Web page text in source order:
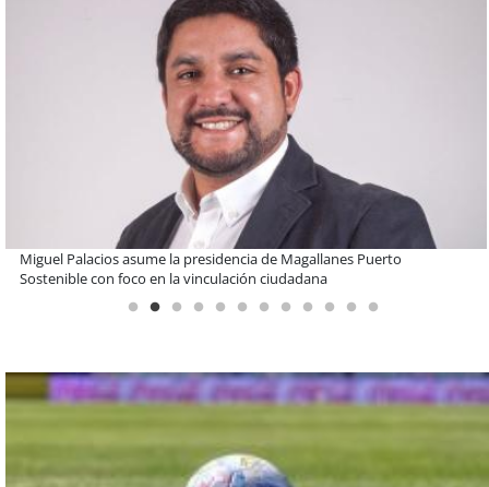
Estudiantes de la UCN desarrollan tecnología para modernizar la
operación de Ultraport Coquimbo